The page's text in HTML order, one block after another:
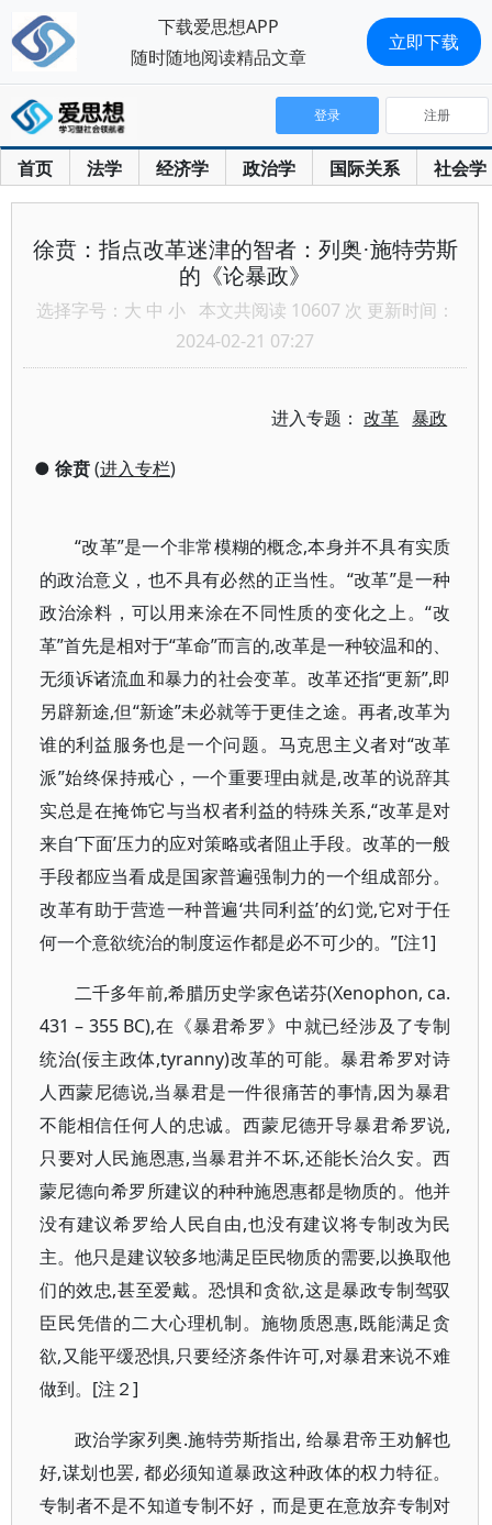
首页 法学 经济学 政治学 国际关系 社会学
登录 注册
徐贲：指点改革迷津的智者：列奥·施特劳斯
的《论暴政》
选择字号： 大 中 小 本文共阅读 10607 次 更新时间：
2024-02-21 07:27
进入专题：改革 暴政
● 徐贲(进入专栏)
“改革”是一个非常模糊的概念,本身并不具有实质
的政治意义，也不具有必然的正当性。“改革”是一种
政治涂料，可以用来涂在不同性质的变化之上。“改
革”首先是相对于“革命”而言的,改革是一种较温和的、
无须诉诸流血和暴力的社会变革。改革还指“更新”,即
另辟新途,但“新途”未必就等于更佳之途。再者,改革为
谁的利益服务也是一个问题。马克思主义者对“改革
派”始终保持戒心，一个重要理由就是,改革的说辞其
实总是在掩饰它与当权者利益的特殊关系,“改革是对
来自‘下面’压力的应对策略或者阻止手段。改革的一般
手段都应当看成是国家普遍强制力的一个组成部分。
改革有助于营造一种普遍‘共同利益’的幻觉,它对于任
何一个意欲统治的制度运作都是必不可少的。”[注1]
二千多年前,希腊历史学家色诺芬(Xenophon, ca.
431 – 355 BC),在《暴君希罗》中就已经涉及了专制
统治(佞主政体,tyranny)改革的可能。暴君希罗对诗
人西蒙尼德说,当暴君是一件很痛苦的事情,因为暴君
不能相信任何人的忠诚。西蒙尼德开导暴君希罗说,
只要对人民施恩惠,当暴君并不坏,还能长治久安。西
蒙尼德向希罗所建议的种种施恩惠都是物质的。他并
没有建议希罗给人民自由,也没有建议将专制改为民
主。他只是建议较多地满足臣民物质的需要,以换取他
们的效忠,甚至爱戴。恐惧和贪欲,这是暴政专制驾驭
臣民凭借的二大心理机制。施物质恩惠,既能满足贪
欲,又能平缓恐惧,只要经济条件许可,对暴君来说不难
做到。[注２]
政治学家列奥.施特劳斯指出, 给暴君帝王劝解也
好,谋划也罢, 都必须知道暴政这种政体的权力特征。
专制者不是不知道专制不好，而是更在意放弃专制对
下载爱思想APP
随时随地阅读精品文章
立即下载